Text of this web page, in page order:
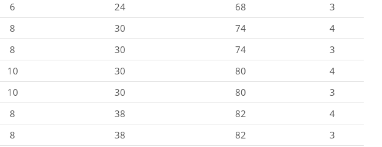
6 24 68
3
8 30 74
4
8 30 74
3
10 30 80
4
10 30 80
3
8 38 82
4
8 38 82
3